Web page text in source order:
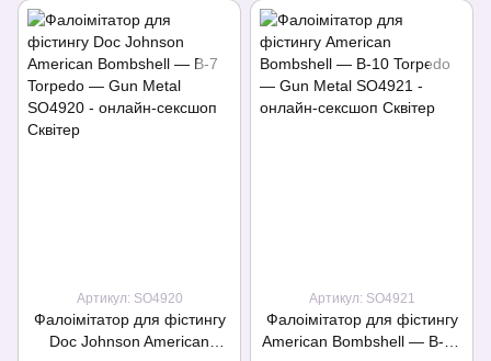
Артикул: SO4920
Фалоімітатор для фістингу
Doc Johnson American
Артикул: SO4921
Фалоімітатор для фістингу
American Bombshell — B-10